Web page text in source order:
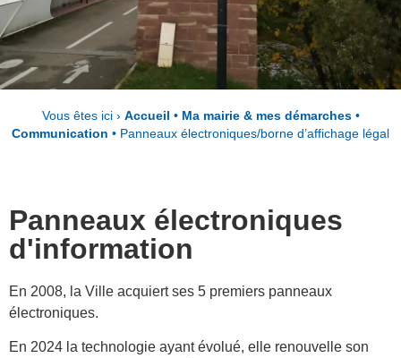
Vous êtes ici › Accueil • Ma mairie & mes démarches•
Communication • Panneaux électroniques/borne d’affichage légal
Panneaux électroniques
d'information
En 2008, la Ville acquiert ses 5 premiers panneaux
électroniques.
En 2024 la technologie ayant évolué, elle renouvelle son